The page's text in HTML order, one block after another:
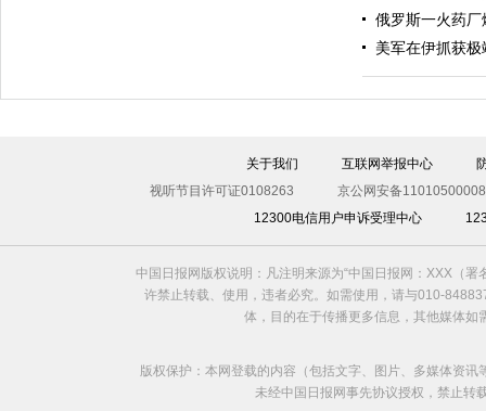
俄罗斯一火药
美军在伊抓获极
关于我们 互联网举报中心
视听节目许可证0108263
京公网安备
12300电信用户申诉受理中心
中国日报网版权说明：凡注明来源为“中国日报网：XXX（
许禁止转载、使用，违者必究。如需使用，请与010-
体，目的在于传播更多信息，其他媒体
版权保护：本网登载的内容（包括文字、图片、多媒体资
未经中国日报网事先协议授权，禁止转